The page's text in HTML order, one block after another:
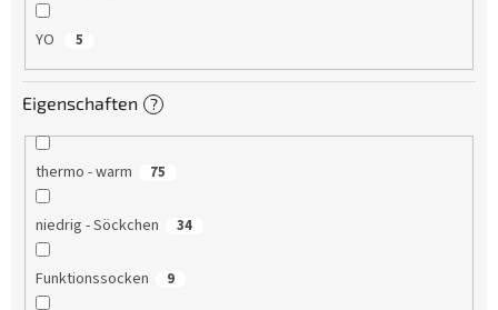
YO 5
Eigenschaften ?
thermo - warm 75
niedrig - Söckchen 34
Funktionssocken 9